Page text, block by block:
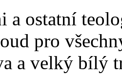
a ostatní
pro
a velký bílý